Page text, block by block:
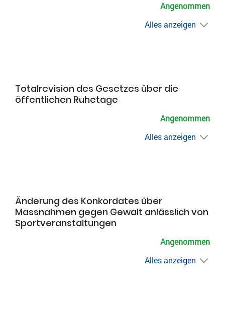
Angenommen
Alles anzeigen
Totalrevision des Gesetzes über die
öffentlichen Ruhetage
Angenommen
Alles anzeigen
Änderung des Konkordates über
Massnahmen gegen Gewalt anlässlich von
Sportveranstaltungen
Angenommen
Alles anzeigen